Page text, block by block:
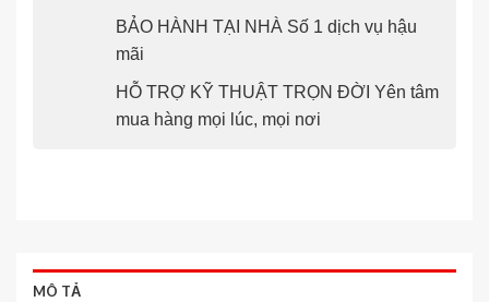
BẢO HÀNH TẠI NHÀ Số 1 dịch vụ hậu
mãi
HỖ TRỢ KỸ THUẬT TRỌN ĐỜI Yên tâm
mua hàng mọi lúc, mọi nơi
MÔ TẢ